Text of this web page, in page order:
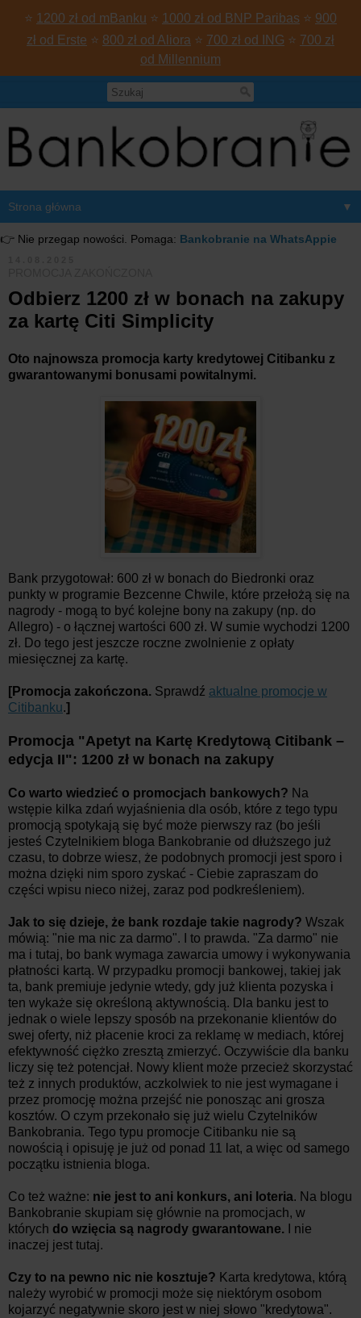
⭐ 1200 zł od mBanku ⭐ 1000 zł od BNP Paribas ⭐ 900
zł od Erste ⭐ 800 zł od Aliora ⭐ 700 zł od ING ⭐ 700 zł
od Millennium
▼
👉 Nie przegap nowości. Pomaga: Bankobranie na WhatsAppie
Odbierz 1200 zł w bonach na zakupy
za kartę Citi Simplicity
Oto najnowsza promocja karty kredytowej Citibanku z
gwarantowanymi bonusami powitalnymi.
Bank przygotował: 600 zł w bonach do Biedronki oraz
punkty w programie Bezcenne Chwile, które przełożą się na
nagrody - mogą to być kolejne bony na zakupy (np. do
Allegro) - o łącznej wartości 600 zł. W sumie wychodzi 1200
zł. Do tego jest jeszcze roczne zwolnienie z opłaty
miesięcznej za kartę.
[Promocja zakończona. Sprawdź aktualne promocje w
Citibanku.]
Promocja "Apetyt na Kartę Kredytową Citibank –
edycja II": 1200 zł w bonach na zakupy
Co warto wiedzieć o promocjach bankowych? Na
wstępie kilka zdań wyjaśnienia dla osób, które z tego typu
promocją spotykają się być może pierwszy raz (bo jeśli
jesteś Czytelnikiem bloga Bankobranie od dłuższego już
czasu, to dobrze wiesz, że podobnych promocji jest sporo i
można dzięki nim sporo zyskać - Ciebie zapraszam do
części wpisu nieco niżej, zaraz pod podkreśleniem).
Jak to się dzieje, że bank rozdaje takie nagrody? Wszak
mówią: "nie ma nic za darmo". I to prawda. "Za darmo" nie
ma i tutaj, bo bank wymaga zawarcia umowy i wykonywania
płatności kartą. W przypadku promocji bankowej, takiej jak
ta, bank premiuje jedynie wtedy, gdy już klienta pozyska i
ten wykaże się określoną aktywnością. Dla banku jest to
jednak o wiele lepszy sposób na przekonanie klientów do
swej oferty, niż płacenie kroci za reklamę w mediach, której
efektywność ciężko zresztą zmierzyć. Oczywiście dla banku
liczy się też potencjał. Nowy klient może przecież skorzystać
też z innych produktów, aczkolwiek to nie jest wymagane i
przez promocję można przejść nie ponosząc ani grosza
kosztów. O czym przekonało się już wielu Czytelników
Bankobrania. Tego typu promocje Citibanku nie są
nowością i opisuję je już od ponad 11 lat, a więc od samego
początku istnienia bloga.
Co też ważne: nie jest to ani konkurs, ani loteria. Na blogu
Bankobranie skupiam się głównie na promocjach, w
których do wzięcia są nagrody gwarantowane. I nie
inaczej jest tutaj.
Czy to na pewno nic nie kosztuje? Karta kredytowa, którą
należy wyrobić w promocji może się niektórym osobom
kojarzyć negatywnie skoro jest w niej słowo "kredytowa".